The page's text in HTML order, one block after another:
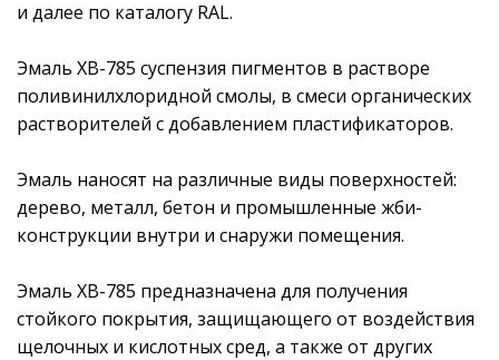
и далее по каталогу RAL.
Эмаль ХВ-785 суспензия пигментов в растворе
поливинилхлоридной смолы, в смеси органических
растворителей с добавлением пластификаторов.
Эмаль наносят на различные виды поверхностей:
дерево, металл, бетон и промышленные жби-
конструкции внутри и снаружи помещения.
Эмаль ХВ-785 предназначена для получения
стойкого покрытия, защищающего от воздействия
щелочных и кислотных сред, а также от других